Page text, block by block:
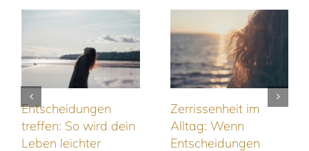
Entscheidungen
treffen: So wird dein
Leben leichter
Zerrissenheit im
Alltag: Wenn
Entscheidungen